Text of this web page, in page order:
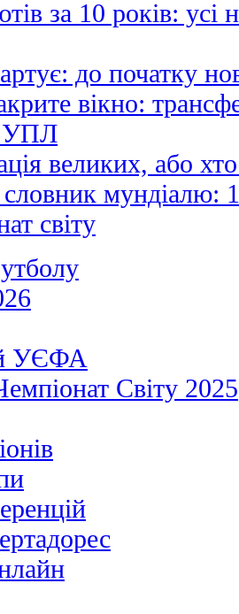
за 10 років:
до початку
вікно:
УПЛ
великих, або
мундіалю:
світу
УЄФА
Світу 2025